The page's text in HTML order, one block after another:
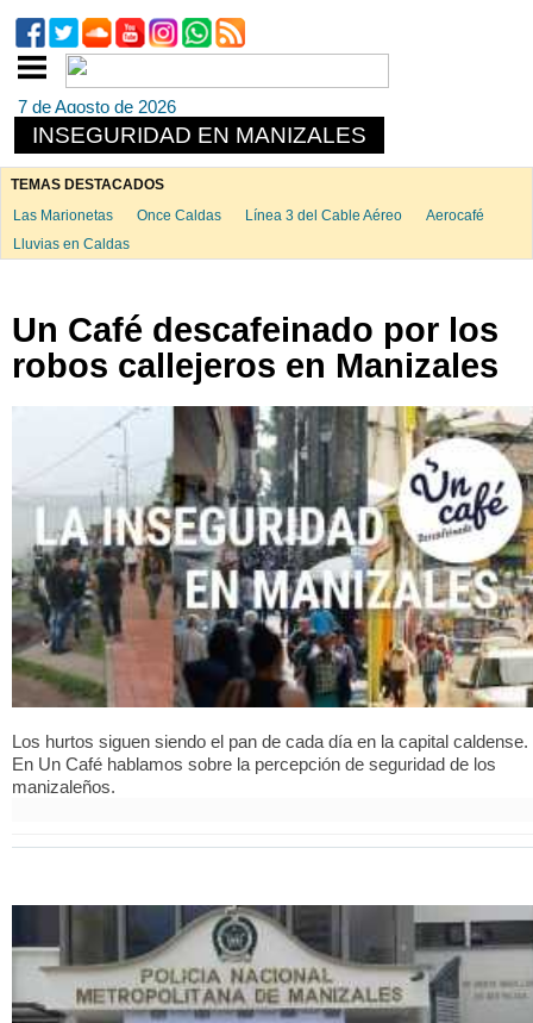
7 de Agosto de 2026
INSEGURIDAD EN MANIZALES
TEMAS DESTACADOS
Las Marionetas
Once Caldas Línea 3 del Cable Aéreo
Aerocafé
Lluvias en Caldas
Un Café descafeinado por los
robos callejeros en Manizales
Los hurtos siguen siendo el pan de cada día en la capital caldense.
En Un Café hablamos sobre la percepción de seguridad de los
manizaleños.